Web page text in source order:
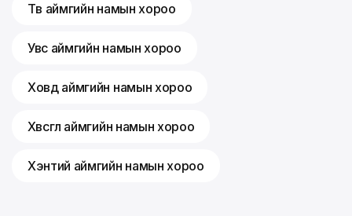
Төв аймгийн намын хороо
Увс аймгийн намын хороо
Ховд аймгийн намын хороо
Хөвсгөл аймгийн намын хороо
Хэнтий аймгийн намын хороо